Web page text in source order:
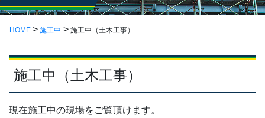
HOME 施工中 施工中（土木工事）
施工中（土木工事）
現在施工中の現場をご覧頂けます。